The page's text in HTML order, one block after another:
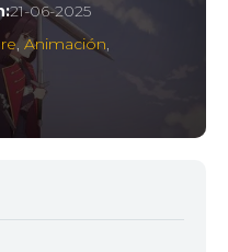
21-06-2025
,Animación,